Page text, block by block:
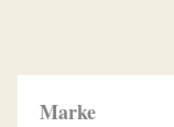
Marke